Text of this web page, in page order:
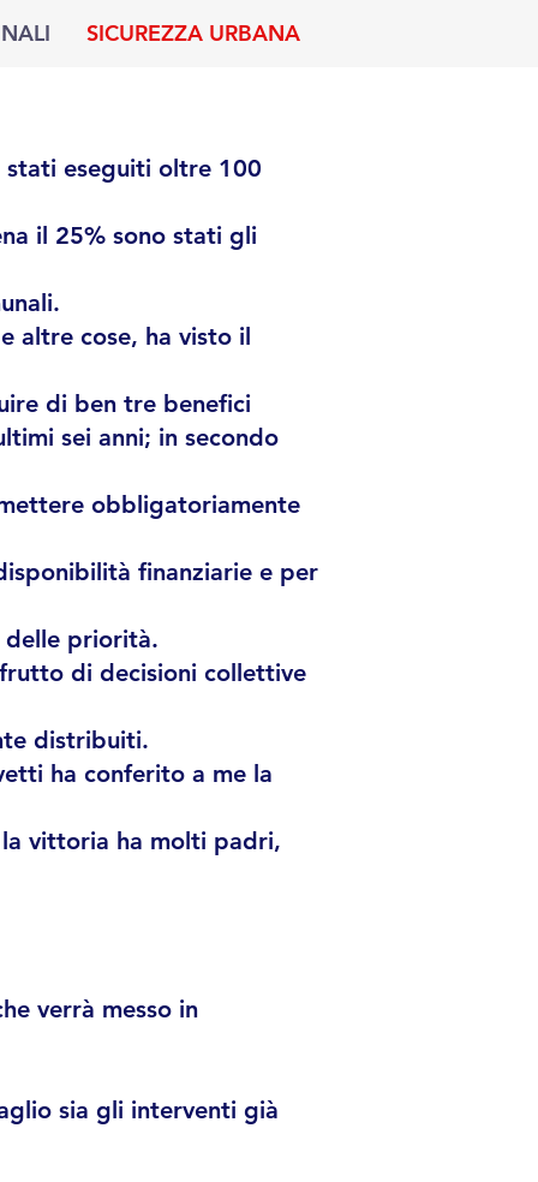
SICUREZZA URBANA
stati eseguiti oltre 100
il 25% sono stati gli
altre cose, ha visto il
di ben tre benefici
sei anni; in secondo
obbligatoriamente
finanziarie e per
delle priorità.
di decisioni collettive
distribuiti.
ha conferito a me la
vittoria ha molti padri,
verrà messo in
sia gli interventi già